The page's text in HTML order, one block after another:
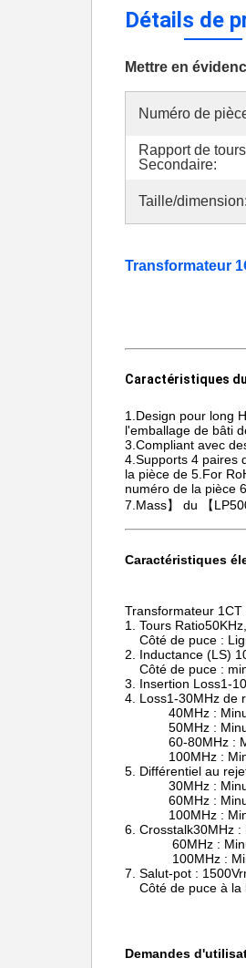
Détails de
Mettre en
Numéro de
Rapport de
Secondaire:
Taille/dimension:
Transformateur
Caractéristiques
1.Design pour long
l'emballage de bâti
3.Compliant avec
4.Supports 4 paires
la pièce de 5.For
numéro de la pièce
7.Mass】 du 【
Caractéristiques
Transformateur 1CT
1. Tours
Côté de puce :
2. Inductance (LS)
Côté de puce :
3. Insertion Loss1-
4. Loss1-30MHz de
40MHz :
50MHz :
60-80MHz :
100MHz :
5. Différentiel au
30MHz :
60MHz :
100MHz :
6. Crosstalk30MHz
60MHz :
100MHz :
7. Salut-pot :
Côté de puce à la
Demandes